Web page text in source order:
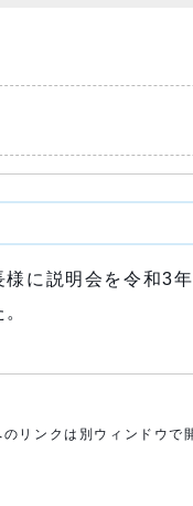
に説明会を令和3
リンクは別ウィンドウで